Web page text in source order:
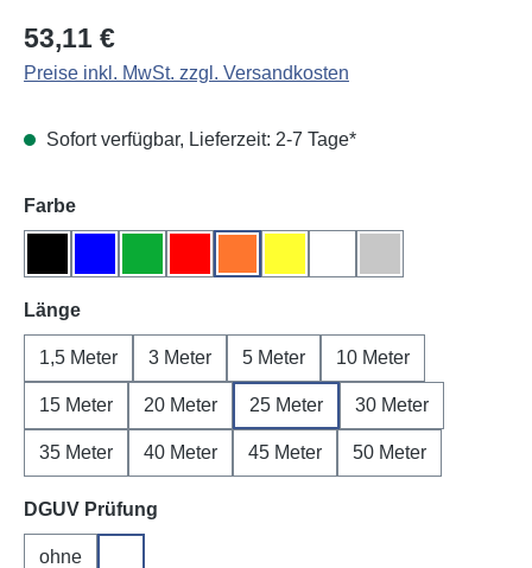
Regulärer Preis:
53,11 €
Preise inkl. MwSt. zzgl. Versandkosten
Sofort verfügbar, Lieferzeit: 2-7 Tage*
Farbeauswählen
Längeauswählen
1,5 Meter 3 Meter 5 Meter 10 Meter
15 Meter 20 Meter 25 Meter 30 Meter
35 Meter 40 Meter 45 Meter 50 Meter
DGUV Prüfung
ohne